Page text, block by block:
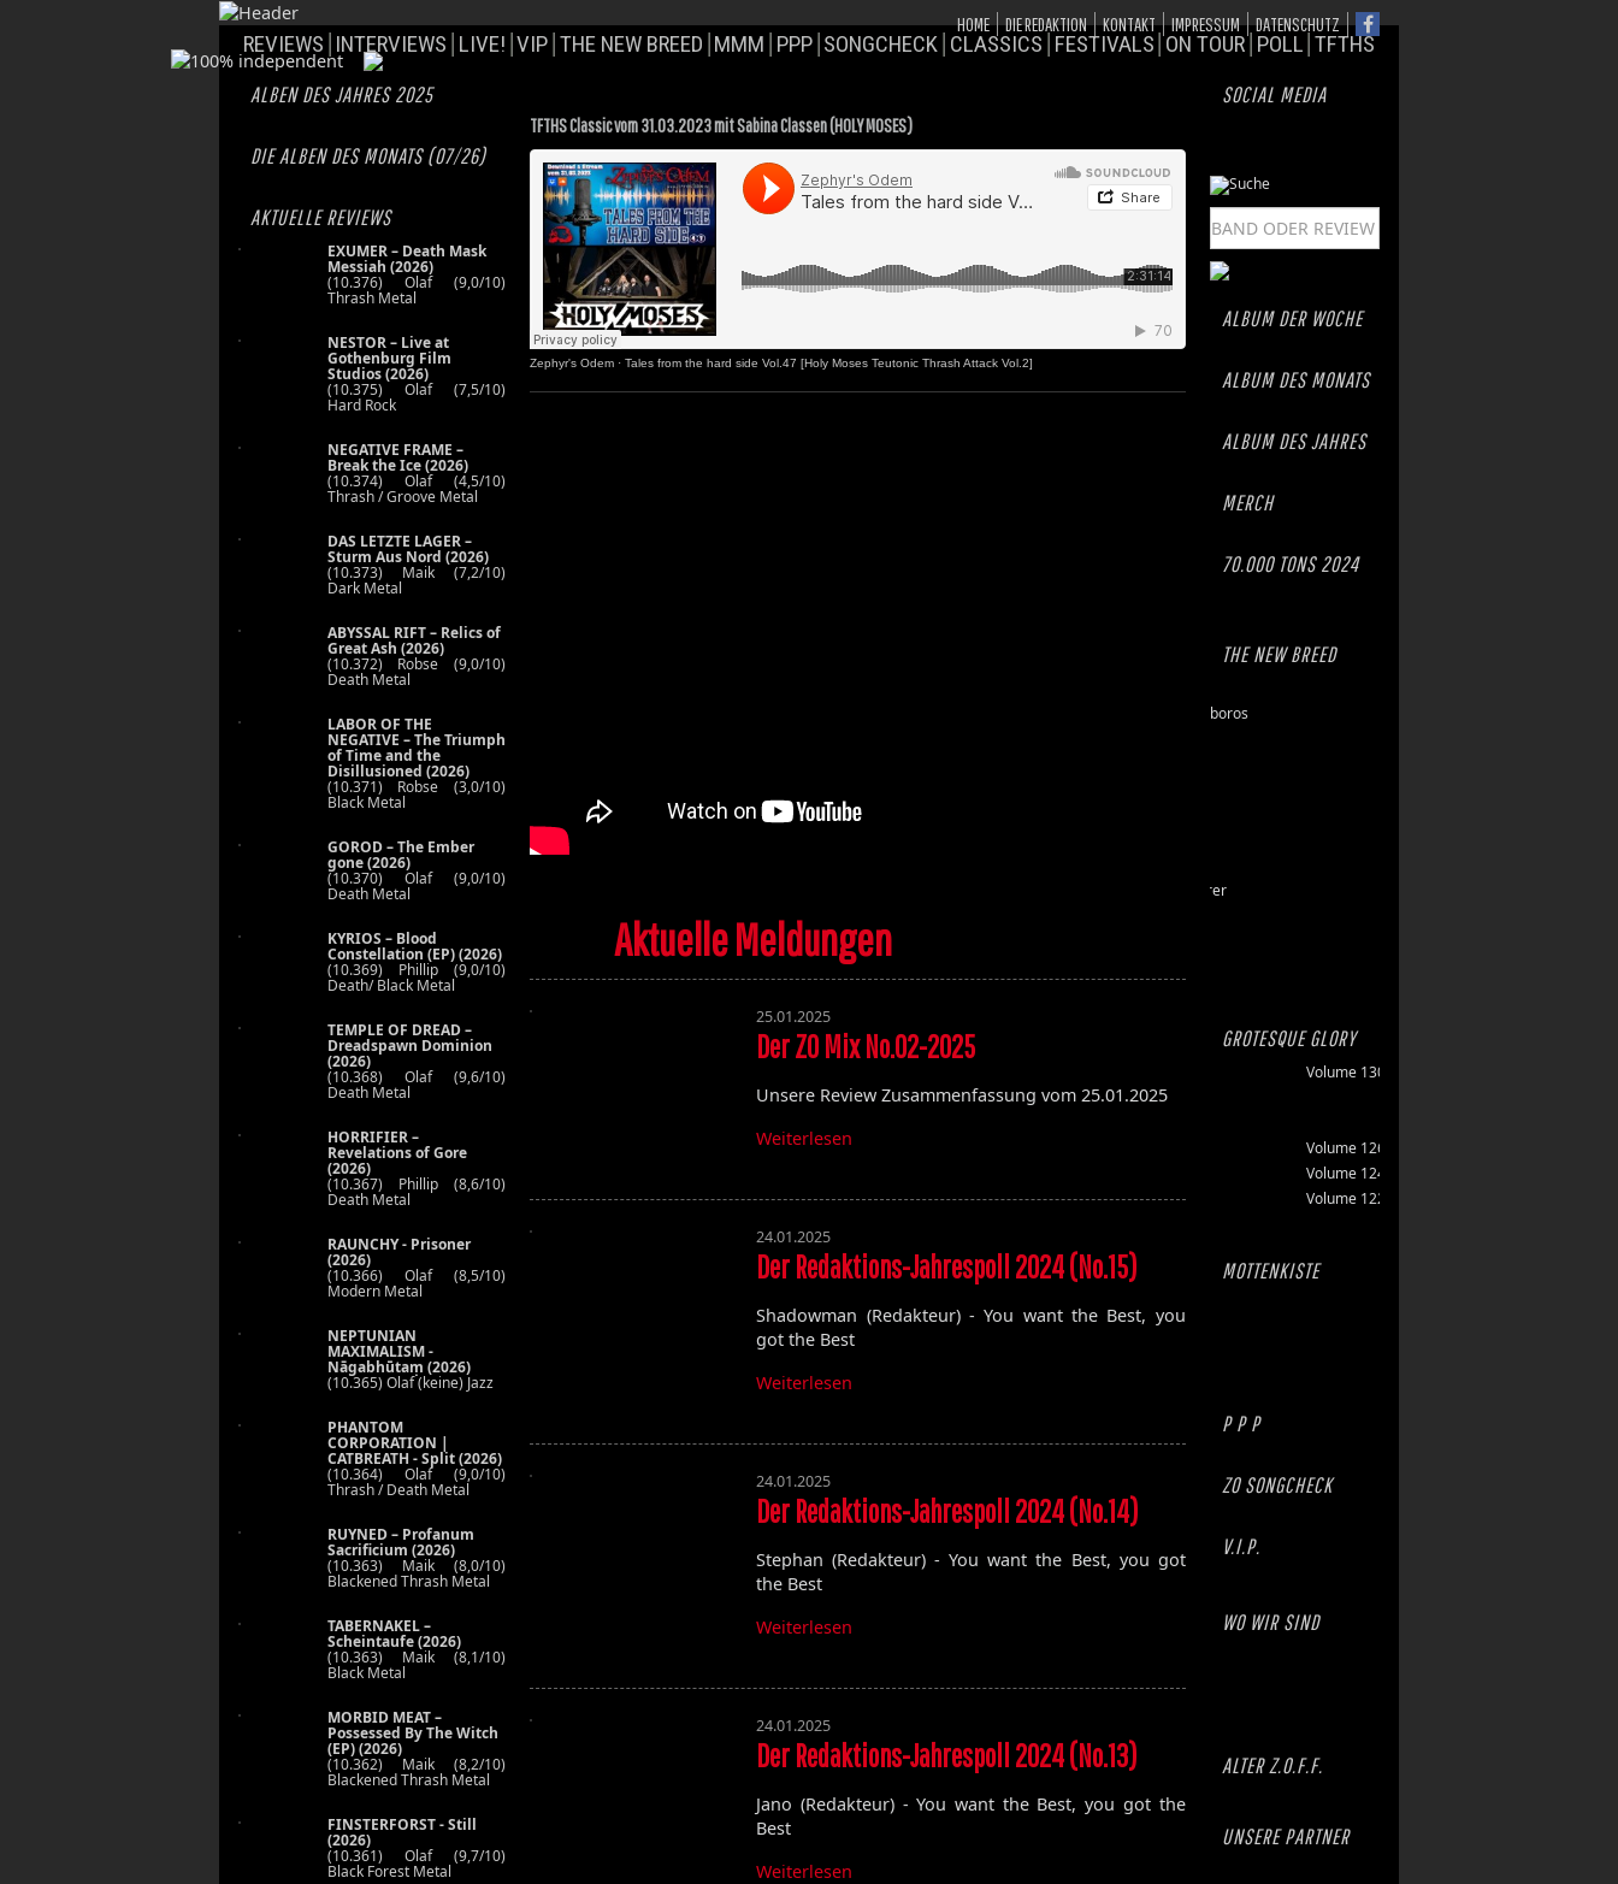
HOME DIE REDAKTION KONTAKT IMPRESSUM DATENSCHUTZ
REVIEWS INTERVIEWS LIVE! VIP THE NEW BREED MMM PPP SONGCHECK CLASSICS FESTIVALS ON TOUR POLL TFTHS
ALBEN DES JAHRES 2025
DIE ALBEN DES MONATS (07/26)
AKTUELLE REVIEWS
EXUMER – Death Mask
Messiah (2026)
(10.376) Olaf (9,0/10)
Thrash Metal
NESTOR – Live at
Gothenburg Film
Studios (2026)
(10.375) Olaf (7,5/10)
Hard Rock
NEGATIVE FRAME –
Break the Ice (2026)
(10.374) Olaf (4,5/10)
Thrash / Groove Metal
DAS LETZTE LAGER –
Sturm Aus Nord (2026)
(10.373) Maik (7,2/10)
Dark Metal
ABYSSAL RIFT – Relics of
Great Ash (2026)
(10.372) Robse (9,0/10)
Death Metal
LABOR OF THE
NEGATIVE – The Triumph
of Time and the
Disillusioned (2026)
(10.371) Robse (3,0/10)
Black Metal
GOROD – The Ember
gone (2026)
(10.370) Olaf (9,0/10)
Death Metal
KYRIOS – Blood
Constellation (EP) (2026)
(10.369) Phillip (9,0/10)
Death/ Black Metal
TEMPLE OF DREAD –
Dreadspawn Dominion
(2026)
(10.368) Olaf (9,6/10)
Death Metal
HORRIFIER –
Revelations of Gore
(2026)
(10.367) Phillip (8,6/10)
Death Metal
RAUNCHY - Prisoner
(2026)
(10.366) Olaf (8,5/10)
Modern Metal
NEPTUNIAN
MAXIMALISM -
Nāgabhūtaṃ (2026)
(10.365) Olaf (keine) Jazz
PHANTOM
CORPORATION |
CATBREATH - Split (2026)
(10.364) Olaf (9,0/10)
Thrash / Death Metal
RUYNED – Profanum
Sacrificium (2026)
(10.363) Maik (8,0/10)
Blackened Thrash Metal
TABERNAKEL –
Scheintaufe (2026)
(10.363) Maik (8,1/10)
Black Metal
MORBID MEAT –
Possessed By The Witch
(EP) (2026)
(10.362) Maik (8,2/10)
Blackened Thrash Metal
FINSTERFORST - Still
(2026)
(10.361) Olaf (9,7/10)
Black Forest Metal
TFTHS Classic vom 31.03.2023 mit Sabina Classen (HOLY MOSES)
Zephyr's Odem · Tales from the hard side Vol.47 [Holy Moses Teutonic Thrash Attack Vol.2]
Aktuelle Meldungen
25.01.2025
Der ZO Mix No.02-2025
Unsere Review Zusammenfassung vom 25.01.2025
Weiterlesen
24.01.2025
Der Redaktions-Jahrespoll 2024 (No.15)
Shadowman (Redakteur) - You want the Best, you
got the Best
Weiterlesen
24.01.2025
Der Redaktions-Jahrespoll 2024 (No.14)
Stephan (Redakteur) - You want the Best, you got
the Best
Weiterlesen
24.01.2025
Der Redaktions-Jahrespoll 2024 (No.13)
Jano (Redakteur) - You want the Best, you got the
Best
Weiterlesen
SOCIAL MEDIA
ALBUM DER WOCHE
ALBUM DES MONATS
ALBUM DES JAHRES
MERCH
70.000 TONS 2024
THE NEW BREED
Dawn of Ouroboros
Grand Devourer
GROTESQUE GLORY
Volume 130
Volume 129
Volume 126
Volume 124
Volume 123
Volume 122
MOTTENKISTE
Damien
P P P
ZO SONGCHECK
V.I.P.
WO WIR SIND
ALTER Z.O.F.F.
UNSERE PARTNER